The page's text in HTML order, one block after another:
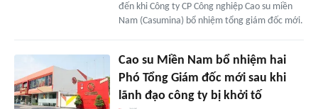
đến khi Công ty CP Công nghiệp Cao su miền
Nam (Casumina) bổ nhiệm tổng giám đốc mới.
Cao su Miền Nam bổ nhiệm hai
Phó Tổng Giám đốc mới sau khi
lãnh đạo công ty bị khởi tố